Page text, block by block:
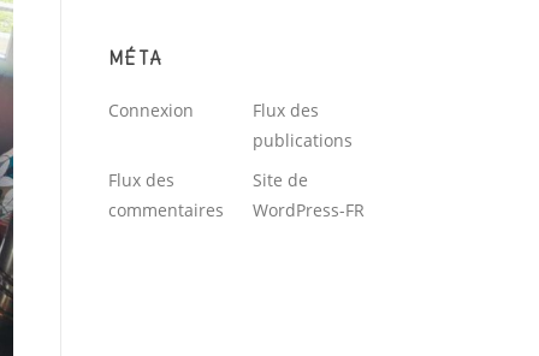
MÉTA
Connexion
Flux des
publications
Flux des
commentaires
Site de
WordPress-FR